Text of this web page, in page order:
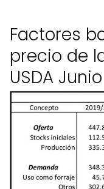
Factores
precio de
USDA